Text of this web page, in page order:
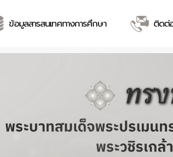
ข้อมูลสารสนเทศทางการศึกษา ติดต่